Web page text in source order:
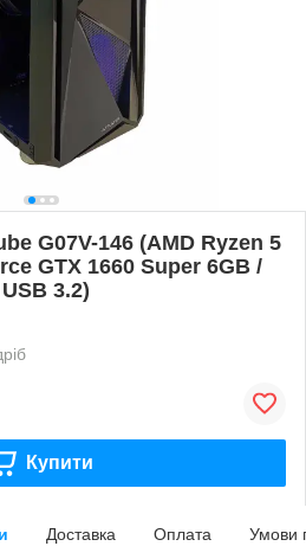
G07V-146 (AMD Ryzen 5
GTX 1660 Super 6GB /
3.2)
Купити
Доставка Оплата Умови